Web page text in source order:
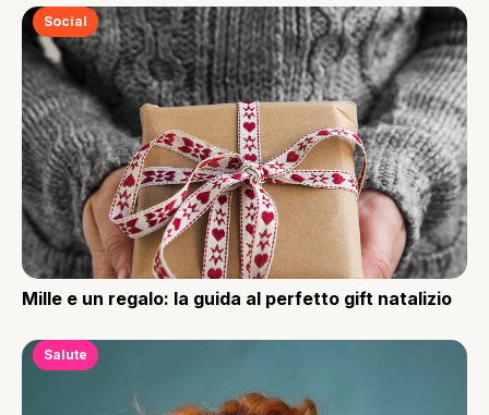
Social
Mille e un regalo: la guida al perfetto gift natalizio
Salute